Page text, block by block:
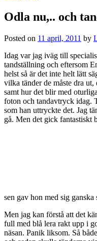
Odla nu,.. och
Posted on 11 april, 2011 by
Idag var jag iväg till
tandställning och eftersom
helst så är det inte helt lätt
vilka tänder de måste dra
samt hur det blir med
foton och tandavtryck idag.
som han uttryckte det. Jag
gå. Men det gick fantastiskt
sen gav hon med sig ganska
Men jag kan förstå att det
full med blå lera rakt upp i
näsan. Panik liksom. Så